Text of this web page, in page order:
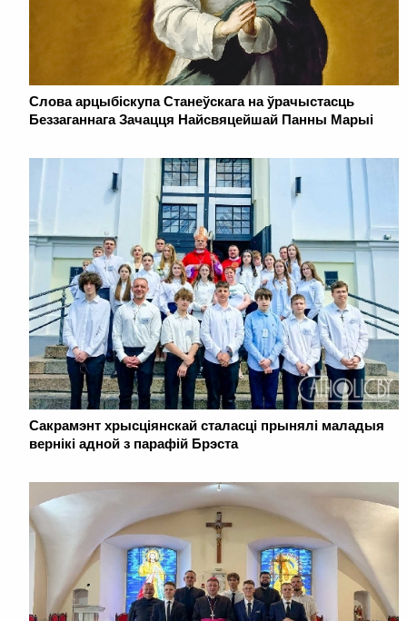
Слова арцыбіскупа Станеўскага на ўрачыстасць
Беззаганнага Зачацця Найсвяцейшай Панны Марыі
Сакрамэнт хрысціянскай сталасці прынялі маладыя
вернікі адной з парафій Брэста